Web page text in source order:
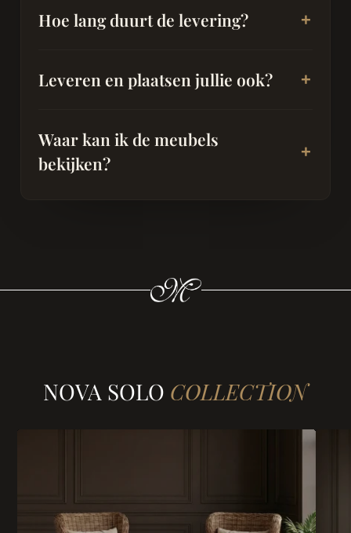
Hoe lang duurt de levering?
Leveren en plaatsen jullie ook?
Waar kan ik de meubels
bekijken?
NOVA SOLO COLLECTION